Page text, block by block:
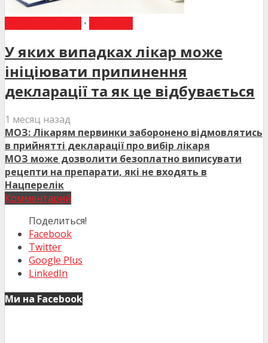
•
У яких випадках лікар може
ініціювати припинення
декларації та як це відбувається
1 месяц назад
МОЗ: Лікарям первинки заборонено відмовлятись
в прийнятті декларації про вибір лікаря
МОЗ може дозволити безоплатно виписувати
рецепти на препарати, які не входять в
Нацперелік
Комментарий
Поделиться!
Facebook
Twitter
Google Plus
LinkedIn
Ми на Facebook